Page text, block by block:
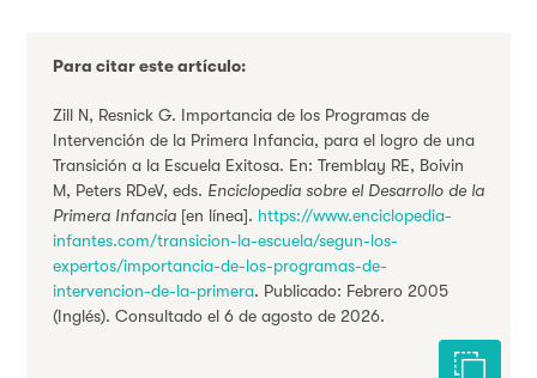
Para citar este artículo:
Zill N, Resnick G. Importancia de los Programas de
Intervención de la Primera Infancia, para el logro de una
Transición a la Escuela Exitosa. En: Tremblay RE, Boivin
M, Peters RDeV, eds. Enciclopedia sobre el Desarrollo de la
Primera Infancia [en línea]. https://www.enciclopedia-
infantes.com/transicion-la-escuela/segun-los-
expertos/importancia-de-los-programas-de-
intervencion-de-la-primera. Publicado: Febrero 2005
(Inglés). Consultado el 6 de agosto de 2026.
Citar